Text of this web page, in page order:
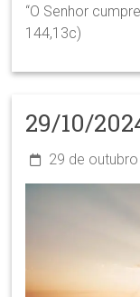
“O Senhor
144,13c)
29/10/
29 de